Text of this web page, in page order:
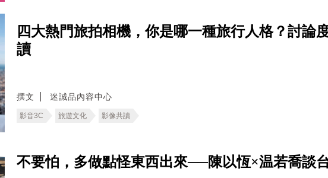
四大熱門旅拍相機，你是哪一種旅行人格？討論
讀
撰文 迷誠品內容中心
影音3C 旅遊文化 影像共讀
不要怕，多做點怪東西出來──陳以恆×温若喬談